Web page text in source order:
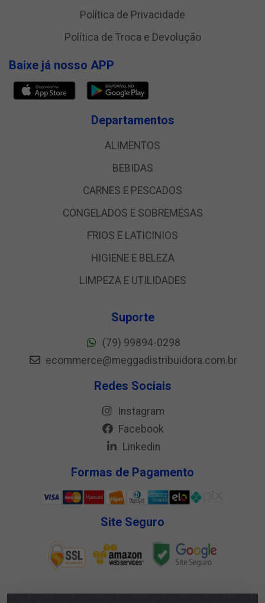
Política de Privacidade
Política de Troca e Devolução
Baixe já nosso APP
Departamentos
ALIMENTOS
BEBIDAS
CARNES E PESCADOS
CONGELADOS E SOBREMESAS
FRIOS E LATICINIOS
HIGIENE E BELEZA
LIMPEZA E UTILIDADES
Suporte
(79) 99894-0298
ecommerce@meggadistribuidora.com.br
Redes Sociais
Instagram
Facebook
Linkedin
Formas de Pagamento
Site Seguro